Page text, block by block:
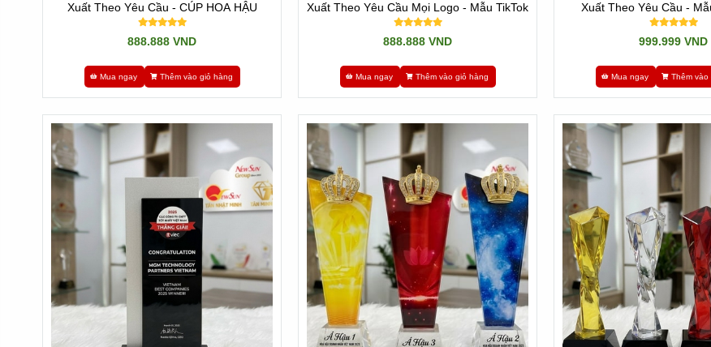
Xuất Theo Yêu Cầu - CÚP HOA HẬU
888.888 VND
Mua ngay Thêm vào giỏ hàng
Xuất Theo Yêu Cầu Mọi Logo - Mẫu TikTok
888.888 VND
Mua ngay Thêm vào giỏ hàng
Xuất Theo Yêu Cầu -
999.999 VND
Mua ngay Thêm vào